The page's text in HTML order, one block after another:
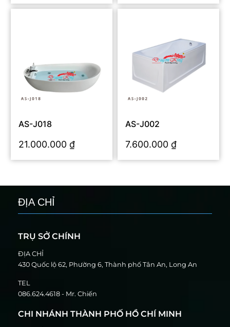
AS-J018
21.000.000 ₫
AS-J002
7.600.000 ₫
ĐỊA CHỈ
TRỤ SỞ CHÍNH
ĐỊA CHỈ
430 Quốc lộ 62, Phường 6, Thành phố Tân An, Long An
TEL
086.624.4618 - Mr. Chiến
CHI NHÁNH THÀNH PHỐ HỒ CHÍ MINH